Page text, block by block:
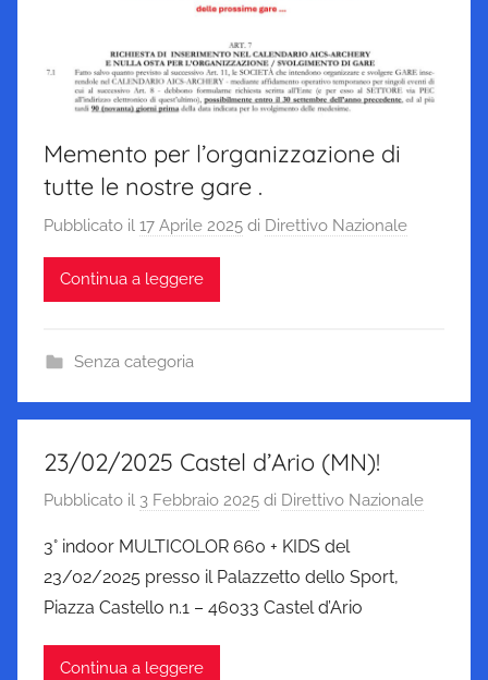
Memento per l’organizzazione di
tutte le nostre gare .
Pubblicato il 17 Aprile 2025 di Direttivo Nazionale
Continua a leggere
Senza categoria
23/02/2025 Castel d’Ario (MN)!
Pubblicato il 3 Febbraio 2025 di Direttivo Nazionale
3° indoor MULTICOLOR 660 + KIDS del
23/02/2025 presso il Palazzetto dello Sport,
Piazza Castello n.1 – 46033 Castel d’Ario
Continua a leggere